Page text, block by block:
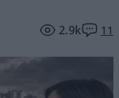
2.9k 11